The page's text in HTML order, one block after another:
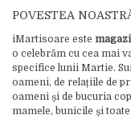
POVESTEA
iMartisoare este
o celebrăm cu cea mai
specifice lunii Martie.
oameni, de relațiile de
oameni și de bucuria
mamele, bunicile și